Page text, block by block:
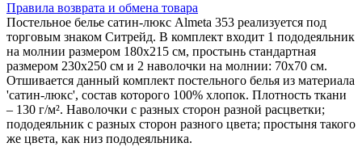
Правила возврата и обмена товара
Постельное белье сатин-люкс Almeta 353 реализуется под
торговым знаком Ситрейд. В комплект входит 1 пододеяльник
на молнии размером 180х215 см, простынь стандартная
размером 230х250 см и 2 наволочки на молнии: 70х70 см.
Отшивается данный комплект постельного белья из материала
'сатин-люкс', состав которого 100% хлопок. Плотность ткани
– 130 г/м². Наволочки с разных сторон разной расцветки;
пододеяльник с разных сторон разного цвета; простыня такого
же цвета, как низ пододеяльника.